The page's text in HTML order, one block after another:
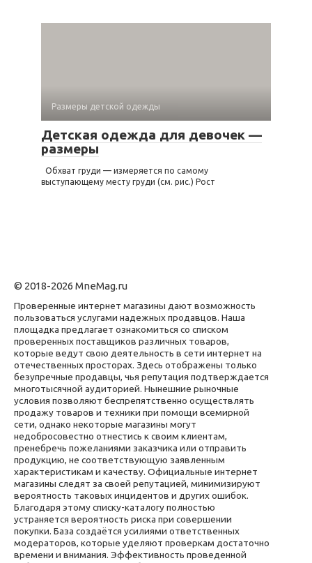
Размеры детской одежды
Детская одежда для девочек —
размеры
Обхват груди — измеряется по самому
выступающему месту груди (см. рис.) Рост
© 2018-2026 MneMag.ru
Проверенные интернет магазины дают возможность
пользоваться услугами надежных продавцов. Наша
площадка предлагает ознакомиться со списком
проверенных поставщиков различных товаров,
которые ведут свою деятельность в сети интернет на
отечественных просторах. Здесь отображены только
безупречные продавцы, чья репутация подтверждается
многотысячной аудиторией. Нынешние рыночные
условия позволяют беспрепятственно осуществлять
продажу товаров и техники при помощи всемирной
сети, однако некоторые магазины могут
недобросовестно отнестись к своим клиентам,
пренебречь пожеланиями заказчика или отправить
продукцию, не соответствующую заявленным
характеристикам и качеству. Официальные интернет
магазины следят за своей репутацией, минимизируют
вероятность таковых инцидентов и других ошибок.
Благодаря этому списку-каталогу полностью
устраняется вероятность риска при совершении
покупки. База создаётся усилиями ответственных
модераторов, которые уделяют проверкам достаточно
времени и внимания. Эффективность проведенной